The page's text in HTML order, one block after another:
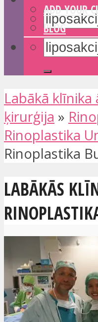
ADD YOUR
BLOG
Labākā klīnika
ķirurģija »
Rinoplastika
Rinoplastika
LABĀKĀS